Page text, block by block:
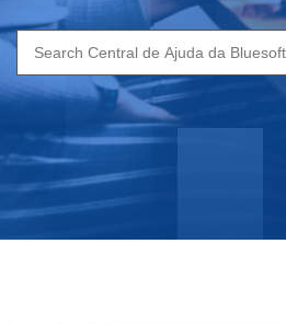
Search
for: